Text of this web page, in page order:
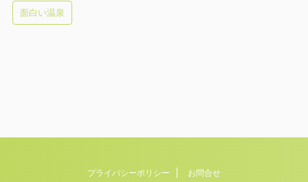
面白い温泉
プライバシーポリシー お問合せ